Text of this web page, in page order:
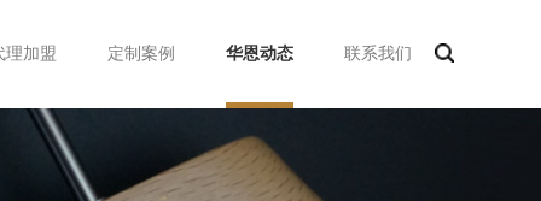
理加盟 定制案例 华恩动态 联系我们